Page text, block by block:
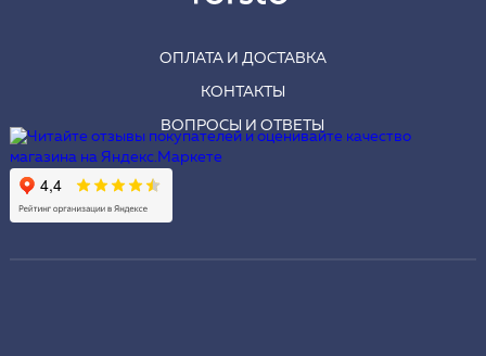
ОПЛАТА И ДОСТАВКА
КОНТАКТЫ
ВОПРОСЫ И ОТВЕТЫ